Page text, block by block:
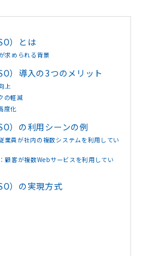
）とは
求められる背景
）導入の3つのメリット
上
の軽減
度化
）の利用シーンの例
業員が社内の複数システムを利用してい
顧客が複数Webサービスを利用してい
）の実現方式